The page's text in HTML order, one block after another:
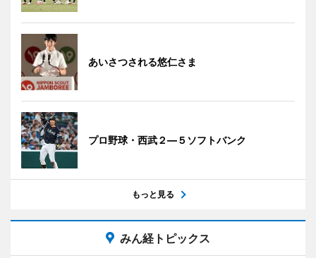
あいさつされる悠仁さま
プロ野球・西武２―５ソフトバンク
もっと見る
みん経トピックス